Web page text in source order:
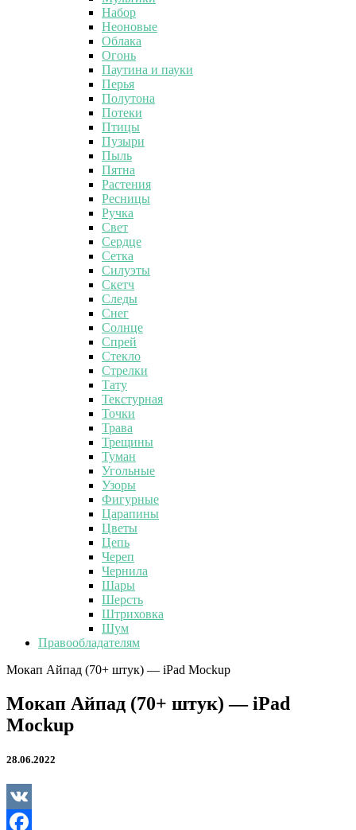
Набор
Неоновые
Облака
Огонь
Паутина и пауки
Перья
Полутона
Потеки
Птицы
Пузыри
Пыль
Пятна
Растения
Ресницы
Ручка
Свет
Сердце
Сетка
Силуэты
Скетч
Следы
Снег
Солнце
Спрей
Стекло
Стрелки
Тату
Текстурная
Точки
Трава
Трещины
Туман
Угольные
Узоры
Фигурные
Царапины
Цветы
Цепь
Череп
Чернила
Шары
Шерсть
Штриховка
Шум
Правообладателям
Мокап Айпад (70+ штук) — iPad Mockup
Мокап Айпад (70+ штук) — iPad
Mockup
28.06.2022
VK